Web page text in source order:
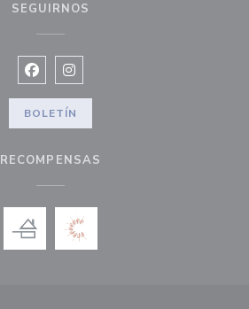
SEGUIRNOS
Facebook ((abre en una nueva
Instagram ((abre en una
BOLETÍN
RECOMPENSAS